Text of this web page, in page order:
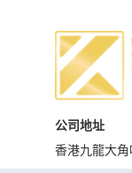
公司地址
香港九龍大